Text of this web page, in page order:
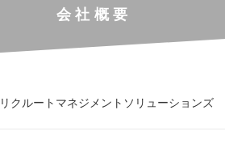
会社概要
クルートマネジメントソリューションズ